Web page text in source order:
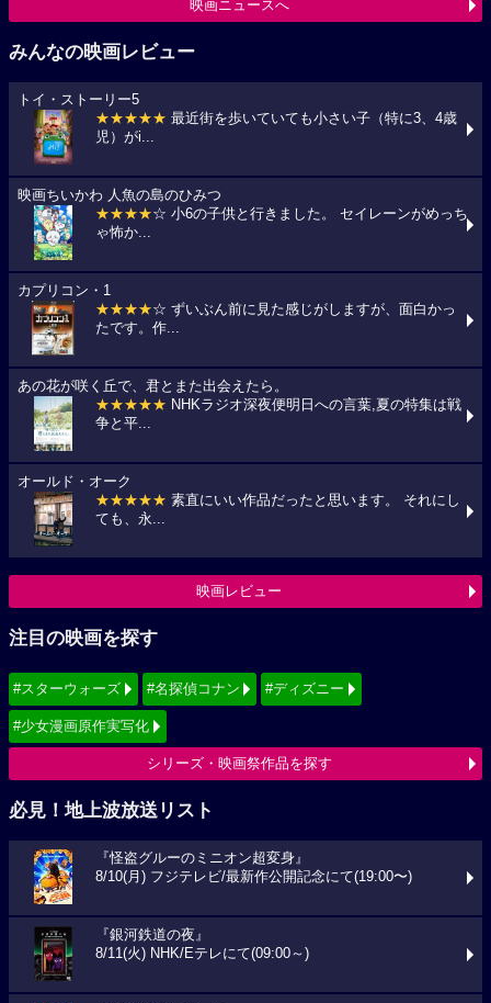
映画ニュースへ
みんなの映画レビュー
トイ・ストーリー5
★★★★★ 最近街を歩いていても小さい子（特に3、4歳
児）がi...
映画ちいかわ 人魚の島のひみつ
★★★★☆ 小6の子供と行きました。 セイレーンがめっち
ゃ怖か...
カプリコン・1
★★★★☆ ずいぶん前に見た感じがしますが、面白かっ
たです。作...
あの花が咲く丘で、君とまた出会えたら。
★★★★★ NHKラジオ深夜便明日への言葉,夏の特集は戦
争と平...
オールド・オーク
★★★★★ 素直にいい作品だったと思います。 それにし
ても、永...
映画レビュー
注目の映画を探す
#スターウォーズ #名探偵コナン #ディズニー
#少女漫画原作実写化
シリーズ・映画祭作品を探す
必見！地上波放送リスト
『怪盗グルーのミニオン超変身』
8/10(月) フジテレビ/最新作公開記念にて(19:00〜)
『銀河鉄道の夜』
8/11(火) NHK/Eテレにて(09:00～)